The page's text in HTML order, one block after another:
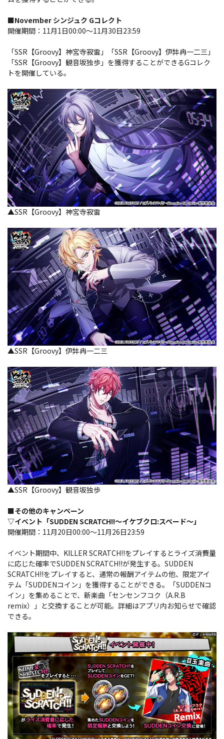
■November シンジュク Gコレクト
開催期間：11月1日00:00～11月30日23:59
「SSR【Groovy】神宮寺寂雷」「SSR【Groovy】伊弉冉一二三」
「SSR【Groovy】観音坂独歩」を獲得することができるGコレク
トを開催している。
▲SSR【Groovy】神宮寺寂雷
▲SSR【Groovy】伊弉冉一二三
▲SSR【Groovy】観音坂独歩
■その他のキャンペーン
▽イベント「SUDDEN SCRATCH!!～イケブクロ:スペード～」
開催期間：11月20日00:00～11月26日23:59
イベント期間中、KILLER SCRATCH!!をプレイするとライズ消費量
に応じた確率でSUDDEN SCRATCH!!が発生する。SUDDEN
SCRATCH!!をプレイすると、通常の報酬アイテムの他、限定アイ
テム「SUDDENコイン」を獲得することができる。「SUDDENコ
イン」を集めることで、新楽曲「センセンフコク（A.R.B
remix）」と交換することが可能。詳細はアプリ内お知らせで確認
できる。